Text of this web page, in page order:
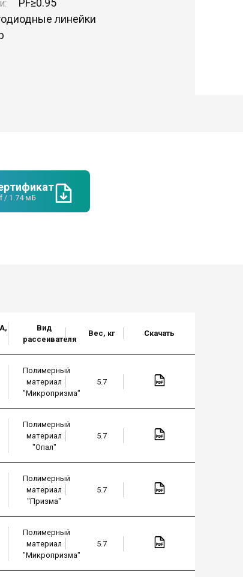
PF≥0.95
линейки
/ 1.74 мБ
Вид
рассеивателя
Вес, кг Скачать
Полимерный
материал
"Микропризма"
5.7
Полимерный
материал
"Опал"
5.7
Полимерный
материал
"Призма"
5.7
Полимерный
материал
"Микропризма"
5.7